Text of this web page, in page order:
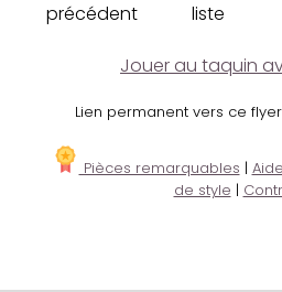
précédent
liste
Jouer au taquin
Lien permanent vers ce
Pièces remarquables | Aide
de style |